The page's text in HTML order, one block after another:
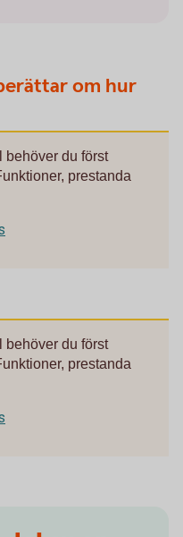
om hur
behöver du först
prestanda
behöver du först
prestanda